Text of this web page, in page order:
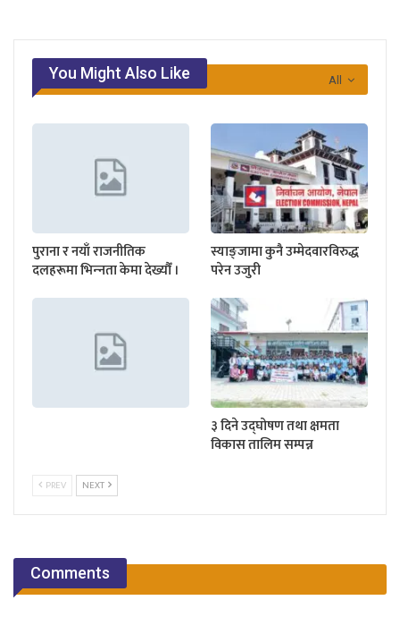
All
You Might Also Like
पुराना र नयाँ राजनीतिक
दलहरूमा भिन्‍नता केमा देख्यौँ ।
स्याङ्जामा कुनै उम्मेदवारविरुद्ध
परेन उजुरी
३ दिने उद्घोषण तथा क्षमता
विकास तालिम सम्पन्न
PREV NEXT
Comments